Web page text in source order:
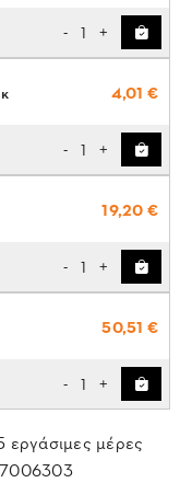
- 1 +
4,01 €
- 1 +
19,20 €
- 1 +
50,51 €
- 1 +
μέρες